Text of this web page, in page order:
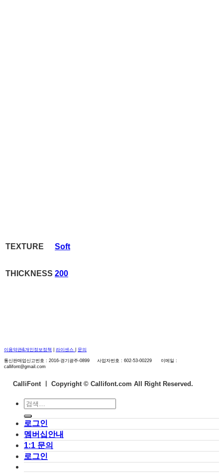
TEXTURE Soft
THICKNESS 200
이용약관&개인정보정책 라이센스 문의
통신판매업신고번호 : 2016-경기광주-0899 사업자번호 : 602-53-00229 이메일 :
callifont@gmail.com
CalliFont ㅣ Copyright © Callifont.com All Right Reserved.
검
색:
로그인
멤버십안내
1:1 문의
로그인